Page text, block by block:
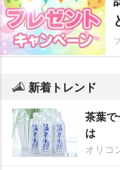
新着トレンド
茶葉で
は
オリコ